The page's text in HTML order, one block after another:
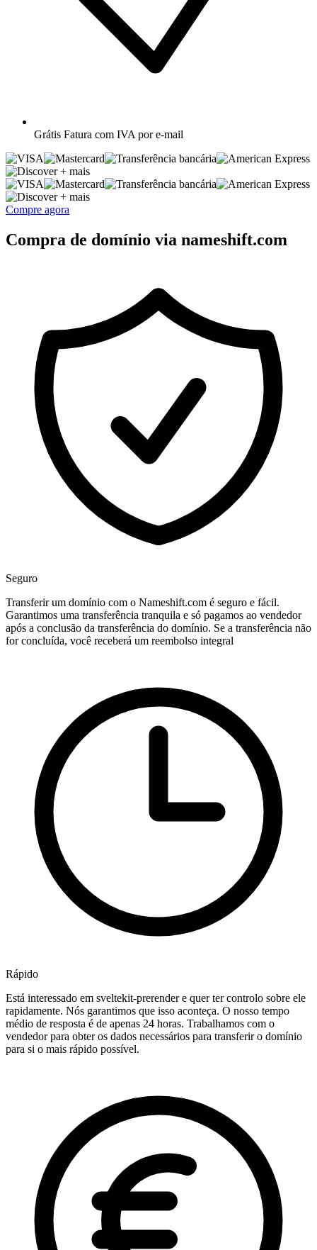
Grátis Fatura com IVA por e-mail
+ mais
+ mais
Compre agora
Compra de domínio via nameshift.com
Seguro
Transferir um domínio com o Nameshift.com é seguro e fácil.
Garantimos uma transferência tranquila e só pagamos ao vendedor
após a conclusão da transferência do domínio. Se a transferência não
for concluída, você receberá um reembolso integral
Rápido
Está interessado em sveltekit-prerender e quer ter controlo sobre ele
rapidamente. Nós garantimos que isso aconteça. O nosso tempo
médio de resposta é de apenas 24 horas. Trabalhamos com o
vendedor para obter os dados necessários para transferir o domínio
para si o mais rápido possível.